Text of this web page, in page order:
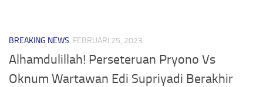
BREAKING NEWS FEBRUARI 25, 2023
Alhamdulillah! Perseteruan Pryono Vs
Oknum Wartawan Edi Supriyadi Berakhir